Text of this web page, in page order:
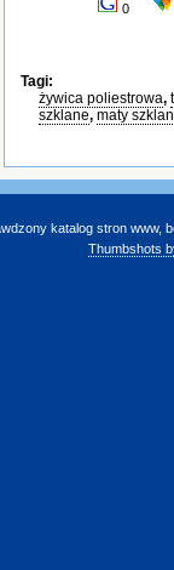
0
Tagi:
żywica poliestrowa,
szklane, maty
katalog stron www,
Thumbshots